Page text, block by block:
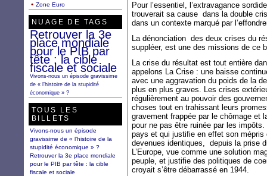
Pour l’essentiel, l’extravagance
trouverait sa cause dans la double
dans un contexte marqué par
La dénonciation des deux crises du
suppléer, est une des missions de ce
La crise du résultat est tout entière
appelons La Crise : une baisse
avec une aggravation du poids de la
plus en plus graves. Les crises
régulièrement au pouvoir des
choses tout en trahissant leurs
gravement frappée par le chômage et
pour ne pas être ruinée par les
pays et qui justifie en effet son
devenues identiques, depuis la prise
L’Europe, vue comme une solution
peuple, et justifie des politiques de
croyait s’être débarrassé en 1944.
Zone Euro
NUAGE DE TAGS
Retrouver la 3e
place mondiale
pour le PIB par
tête : la cible
fiscale et sociale
Vivons-nous un épisode gravissime
de « l’histoire de la stupidité
économique » ?
TOUS LES
BILLETS
Vivons-nous un épisode
gravissime de « l’histoire de la
stupidité économique » ?
Retrouver la 3e place mondiale
pour le PIB par tête : la cible
fiscale et sociale